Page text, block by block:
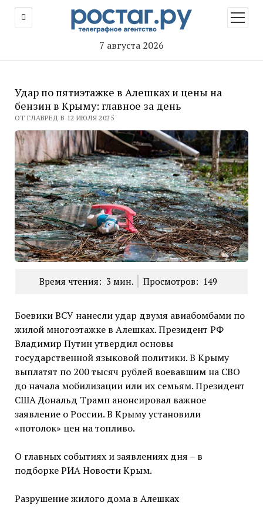
7 августа 2026
меню
Удар по пятиэтажке в Алешках и цены на
бензин в Крыму: главное за день
ОТ ГЛАВРЕД В 12 ИЮЛЯ 2025
Время чтения: 3 мин. Просмотров: 149
Боевики ВСУ нанесли удар двумя авиабомбами по
жилой многоэтажке в Алешках. Президент РФ
Владимир Путин утвердил основы
государственной языковой политики. В Крыму
выплатят по 200 тысяч рублей воевавшим на СВО
до начала мобилизации или их семьям. Президент
США Дональд Трамп анонсировал важное
заявление о России. В Крыму установили
«потолок» цен на топливо.
О главных событиях и заявлениях дня – в
подборке РИА Новости Крым.
Разрушение жилого дома в Алешках